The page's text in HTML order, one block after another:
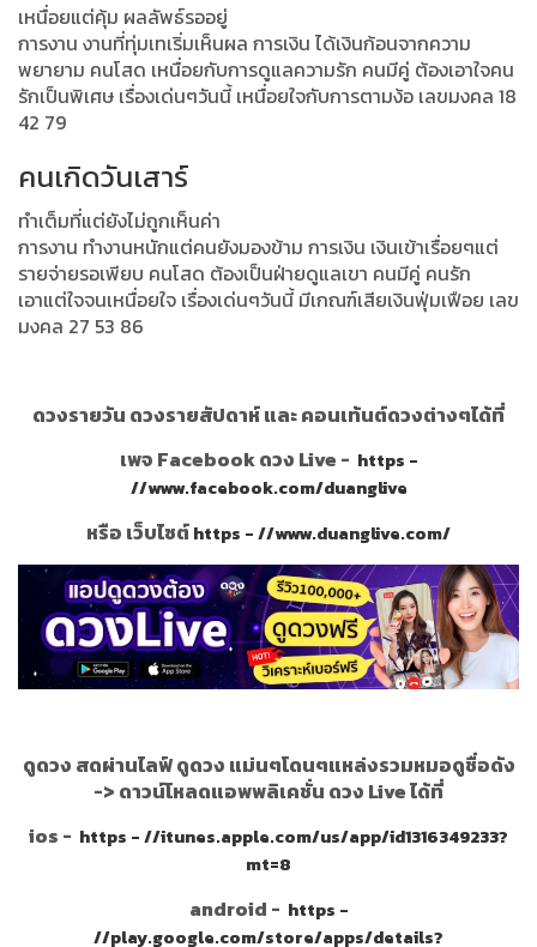
เหนื่อยแต่คุ้ม ผลลัพธ์รออยู่
การงาน งานที่ทุ่มเทเริ่มเห็นผล การเงิน ได้เงินก้อนจากความ
พยายาม คนโสด เหนื่อยกับการดูแลความรัก คนมีคู่ ต้องเอาใจคน
รักเป็นพิเศษ เรื่องเด่นๆวันนี้ เหนื่อยใจกับการตามง้อ เลขมงคล 18
42 79
คนเกิดวันเสาร์
ทำเต็มที่แต่ยังไม่ถูกเห็นค่า
การงาน ทำงานหนักแต่คนยังมองข้าม การเงิน เงินเข้าเรื่อยๆแต่
รายจ่ายรอเพียบ คนโสด ต้องเป็นฝ่ายดูแลเขา คนมีคู่ คนรัก
เอาแต่ใจจนเหนื่อยใจ เรื่องเด่นๆวันนี้ มีเกณฑ์เสียเงินฟุ่มเฟือย เลข
มงคล 27 53 86
ดวงรายวัน ดวงรายสัปดาห์ และ คอนเท้นต์ดวงต่างๆได้ที่
เพจ Facebook ดวง Live - https -
//www.facebook.com/duanglive
หรือ เว็บไซต์https - //www.duanglive.com/
ดูดวง สดผ่านไลฟ์ ดูดวง แม่นๆโดนๆแหล่งรวมหมอดูชื่อดัง
-> ดาวน์โหลดแอพพลิเคชั่น ดวง Live ได้ที่
ios - https - //itunes.apple.com/us/app/id1316349233?
mt=8
android - https -
//play.google.com/store/apps/details?